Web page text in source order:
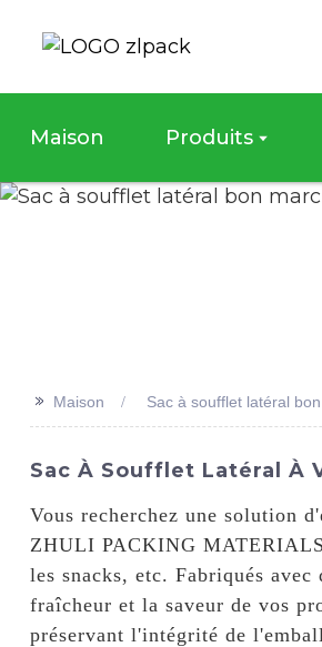
Maison Produits
>> Maison Sac à soufflet latéral
Sac À Soufflet Latéral À
Vous recherchez une solution
ZHULI PACKING
les snacks, etc. Fabriqués
fraîcheur et la saveur de vos
préservant l'intégrité de